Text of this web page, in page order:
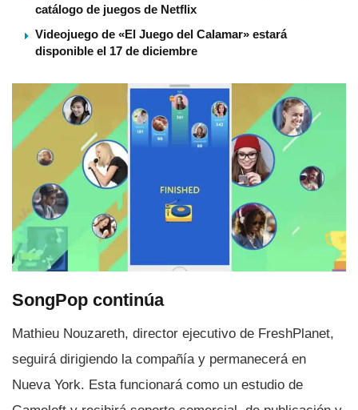
catálogo de juegos de Netflix
Videojuego de «El Juego del Calamar» estará
disponible el 17 de diciembre
SongPop continúa
Mathieu Nouzareth, director ejecutivo de FreshPlanet,
seguirá dirigiendo la compañí­a y permanecerá en
Nueva York. Esta funcionará como un estudio de